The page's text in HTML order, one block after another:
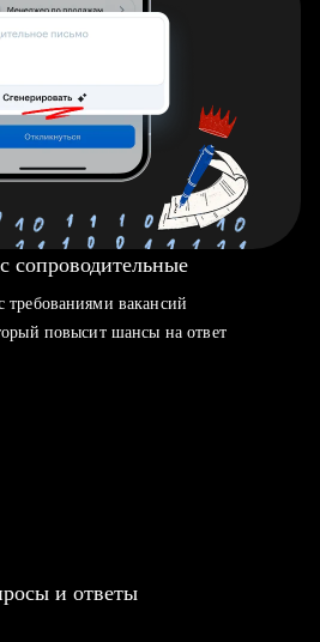
сопроводительные
вакансий
повысит шансы на ответ
и ответы